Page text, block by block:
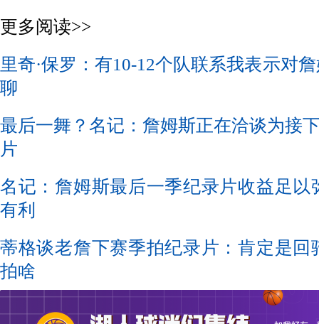
更多阅读>>
里奇·保罗：有10-12个队联系我表示对
聊
最后一舞？名记：詹姆斯正在洽谈为接
片
名记：詹姆斯最后一季纪录片收益足以
有利
蒂格谈老詹下赛季拍纪录片：肯定是回
拍啥